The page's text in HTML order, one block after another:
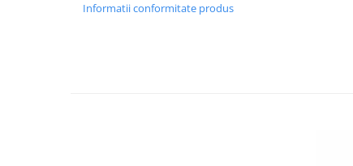
Informatii conformitate produs